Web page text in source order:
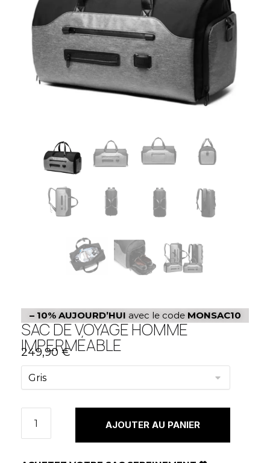
– 10% AUJOURD’HUI avec le code MONSAC10
SAC DE VOYAGE HOMME
IMPERMÉABLE
249,90€
AJOUTER AU PANIER